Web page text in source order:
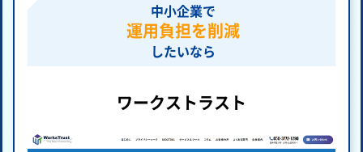
中小企業で
運用負担を削減
したいなら
ワークストラスト